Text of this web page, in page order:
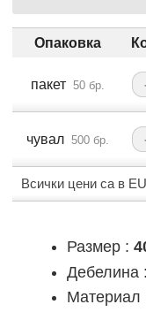
Опаковка
пакет 50 бр.
чувал 500 бр.
Всички цени са в
Размер :
Дебелина :
Материал